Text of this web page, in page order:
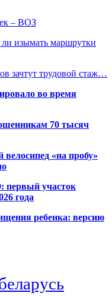
– ВОЗ
изымать маршрутки
зачтут трудовой стаж…
во время
70 тысяч
«на пробу»
первый участок
года
ребенка: версию